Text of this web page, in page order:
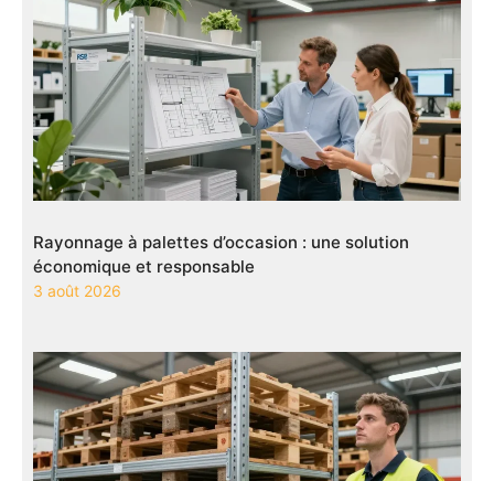
Rayonnage à palettes d’occasion : une solution
économique et responsable
3 août 2026